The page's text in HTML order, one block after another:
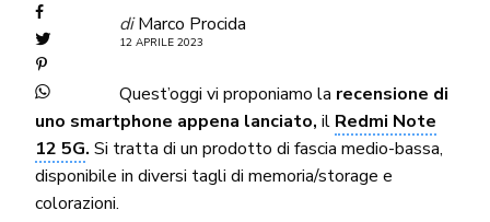
di Marco Procida
12 APRILE 2023
Quest’oggi vi proponiamo la recensione di
uno smartphone appena lanciato, il Redmi Note
12 5G. Si tratta di un prodotto di fascia medio-bassa,
disponibile in diversi tagli di memoria/storage e
colorazioni.